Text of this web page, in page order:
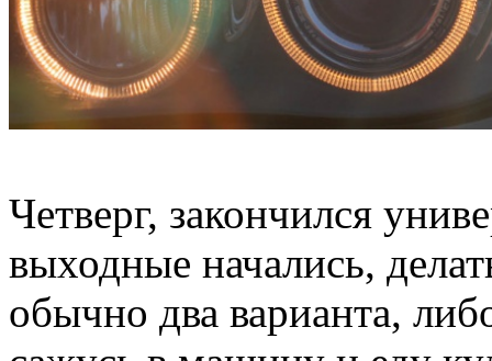
Четверг, закончился
выходные начались,
обычно два варианта,